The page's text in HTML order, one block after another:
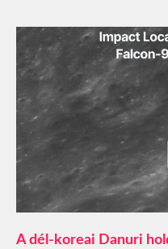
A dél-koreai Danuri